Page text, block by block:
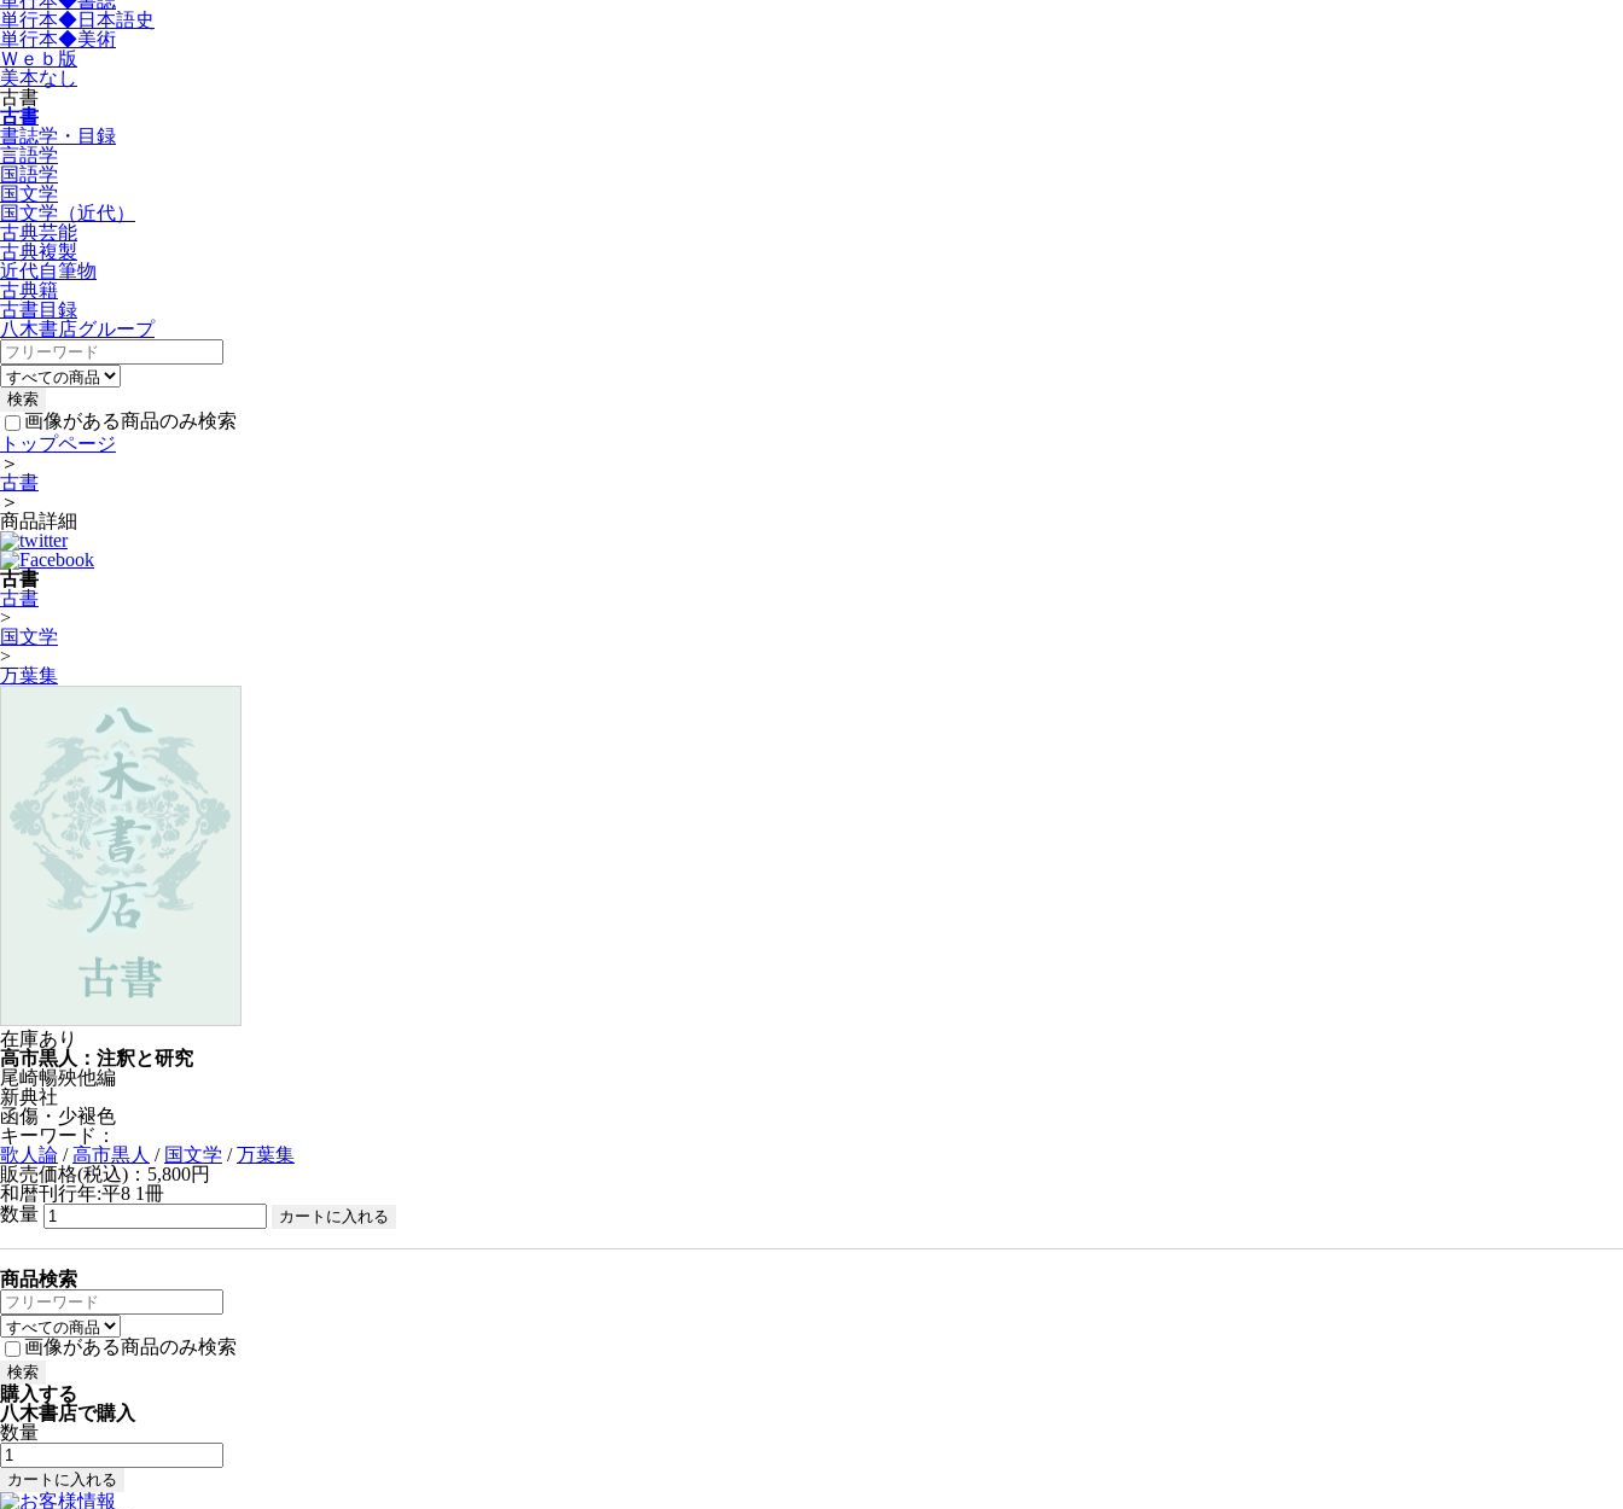
単行本◆日本語史
単行本◆美術
Ｗｅｂ版
美本なし
古書
古書
書誌学・目録
言語学
国語学
国文学
国文学（近代）
古典芸能
古典複製
近代自筆物
古典籍
古書目録
八木書店グループ
画像がある商品のみ検索
トップページ
＞
古書
＞
商品詳細
古書
古書
>
国文学
>
万葉集
在庫あり
高市黒人：注釈と研究
尾崎暢殃他編
新典社
函傷・少褪色
キーワード：
歌人論 /高市黒人 / 国文学 /万葉集
販売価格(税込)：5,800円
和暦刊行年:平8 1冊
数量
商品検索
画像がある商品のみ検索
購入する
八木書店で購入
数量